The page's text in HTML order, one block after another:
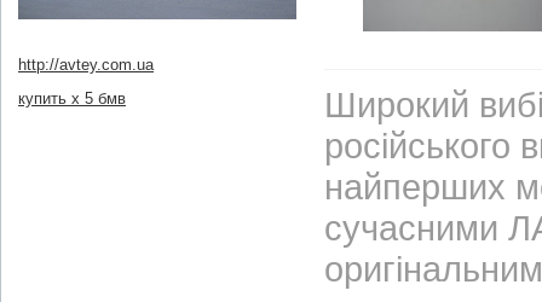
http://avtey.com.ua
купить х 5 бмв
Широкий
найперших
сучасними